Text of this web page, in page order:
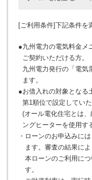
[ご利用条件]下記条件を
●九州電力の電気料金メ
ご契約いただける方。
九州電力発行の「電気
ます。
●お借入れの対象となる
第1順位で設定していた
(オール電化住宅とは
ングヒーターを使用す
・ ローンのお申込みに
ます。審査の結果に
本ローンのご利用に
す。